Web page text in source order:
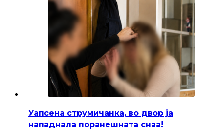
Уапсена струмичанка, во двор ја
нападнала поранешната снаа!